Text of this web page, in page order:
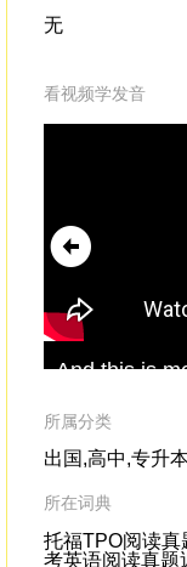
无
看视频学发音
And this is
所属分类
出国,高中,专升
所在词典
托福TPO阅读真
考英语阅读真题